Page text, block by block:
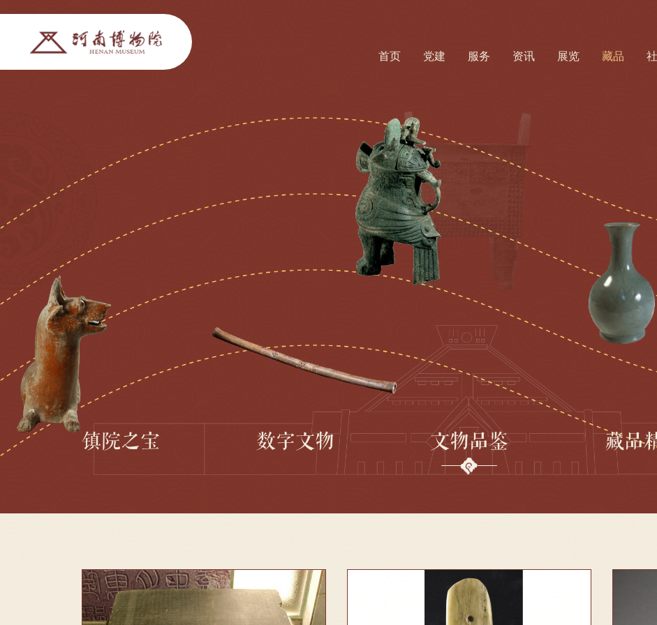
首页
党建 服务 资讯 展览 藏品
镇院之宝 数字文物 文物品鉴 藏品